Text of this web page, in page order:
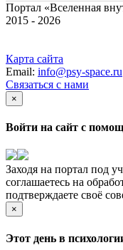
Портал «Вселенная
2015 - 2026
Карта сайта
Email: info@psy-space.ru
Связаться с нами
×
Войти на сайт с
Заходя на портал под
соглашаетесь на
подтверждаете своё
×
Этот день в